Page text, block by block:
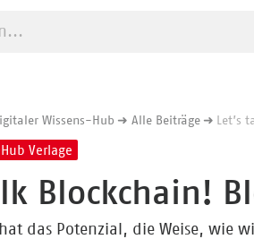
Wissens-Hub Alle Beiträge Let’s
Verlage
Blockchain!
das Potenzial, die Weise, wie